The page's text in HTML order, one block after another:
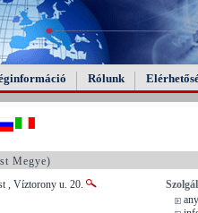
Rólunk
Megye)
, Víztorony u. 20.